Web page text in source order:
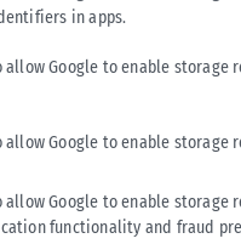
in apps.
allow Google to enable
allow Google to enable storage
allow Google to enable
functionality and fraud
κρατική αρωγή προς
περιοχές που επλήγησαν
ΑΝΑΡΤΉΘΗΚΕ ΑΠΌ